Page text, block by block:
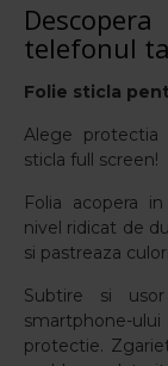
telefonul
Folie sticla
Alege
sticla full screen!
Folia acopera
nivel ridicat de
si pastreaza
Subtire si
smartphone-
protectie.